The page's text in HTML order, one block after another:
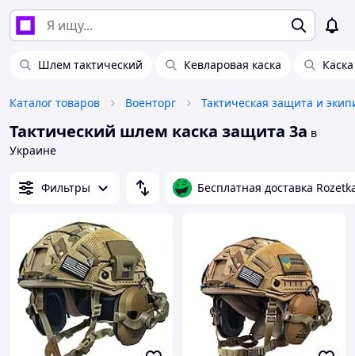
Шлем тактический Кевларовая каска
Каталог товаров Военторг Тактическая защита и
Тактический шлем каска защита 3а в
Украине
Фильтры Бесплатная доставка